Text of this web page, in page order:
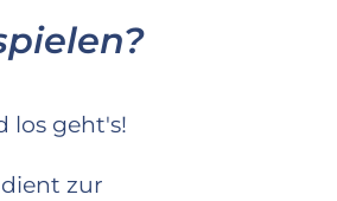
los geht's!
zur